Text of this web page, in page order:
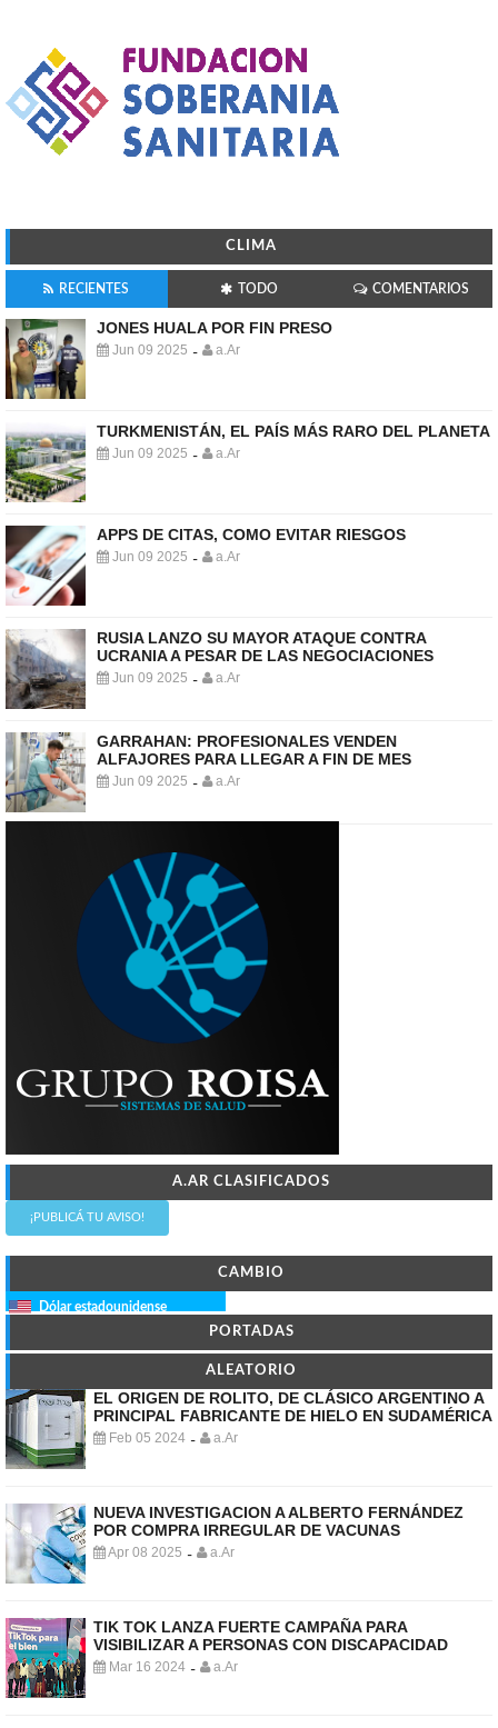
CLIMA
RECIENTES TODO COMENTARIOS
JONES HUALA POR FIN PRESO
Jun 09 2025 - a.Ar
TURKMENISTÁN, EL PAÍS MÁS RARO DEL PLANETA
Jun 09 2025 - a.Ar
APPS DE CITAS, COMO EVITAR RIESGOS
Jun 09 2025 - a.Ar
RUSIA LANZO SU MAYOR ATAQUE CONTRA
UCRANIA A PESAR DE LAS NEGOCIACIONES
Jun 09 2025 - a.Ar
GARRAHAN: PROFESIONALES VENDEN
ALFAJORES PARA LLEGAR A FIN DE MES
Jun 09 2025 - a.Ar
A.AR CLASIFICADOS
¡PUBLICÁ TU AVISO!
CAMBIO
Dólar estadounidense
PORTADAS
ALEATORIO
EL ORIGEN DE ROLITO, DE CLÁSICO ARGENTINO A
PRINCIPAL FABRICANTE DE HIELO EN SUDAMÉRICA
Feb 05 2024 - a.Ar
NUEVA INVESTIGACION A ALBERTO FERNÁNDEZ
POR COMPRA IRREGULAR DE VACUNAS
Apr 08 2025 - a.Ar
TIK TOK LANZA FUERTE CAMPAÑA PARA
VISIBILIZAR A PERSONAS CON DISCAPACIDAD
Mar 16 2024 - a.Ar